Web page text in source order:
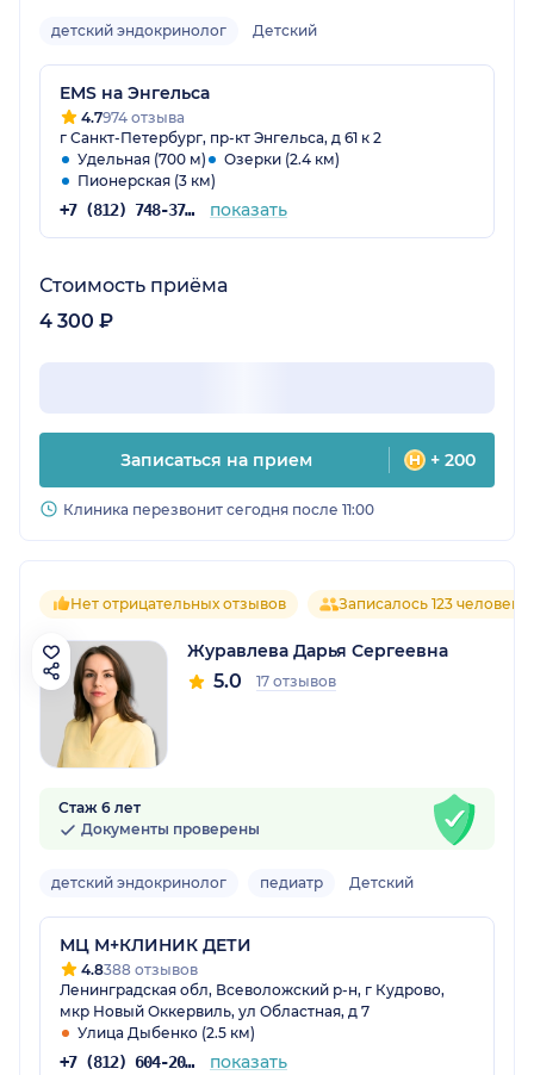
детский эндокринолог Детский
EMS на Энгельса
4.7974 отзыва
г Санкт-Петербург, пр-кт Энгельса, д 61 к 2
Удельная (700 м)
Озерки (2.4 км)
Пионерская (3 км)
+7 (812) 748-37-16 показать
Стоимость приёма
4 300 ₽
Записаться на прием + 200
Клиника перезвонит сегодня после 11:00
Нет отрицательных отзывов Записалось 123 человека
Журавлева Дарья Сергеевна
5.0 17 отзывов
Стаж 6 лет
Документы проверены
детский эндокринолог педиатр Детский
МЦ М+КЛИНИК ДЕТИ
4.8388 отзывов
Ленинградская обл, Всеволожский р-н, г Кудрово,
мкр Новый Оккервиль, ул Областная, д 7
Улица Дыбенко (2.5 км)
+7 (812) 604-20-32 показать